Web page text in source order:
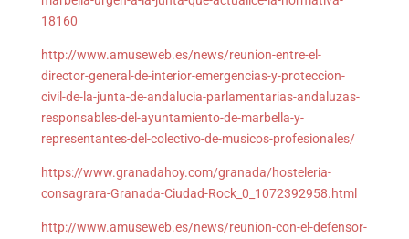
18160
http://www.amuseweb.es/news/reunion-entre-el-
director-general-de-interior-emergencias-y-proteccion-
civil-de-la-junta-de-andalucia-parlamentarias-andaluzas-
responsables-del-ayuntamiento-de-marbella-y-
representantes-del-colectivo-de-musicos-profesionales/
https://www.granadahoy.com/granada/hosteleria-
consagrara-Granada-Ciudad-Rock_0_1072392958.html
http://www.amuseweb.es/news/reunion-con-el-defensor-